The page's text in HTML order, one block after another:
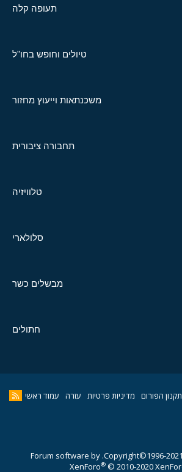
תעופה קלה
טיולים וחופש בחו"ל
משכנתאות וייעוץ מחזור
תחבורה ציבורית
טלוויזיה
סלולארי
מבשלים כשר
חתולים
תקנון הפורום מדיניות פרטיות עזרה עמוד ראשי
Copyright©1996-
Forum software by
XenForo® © 2010-2020